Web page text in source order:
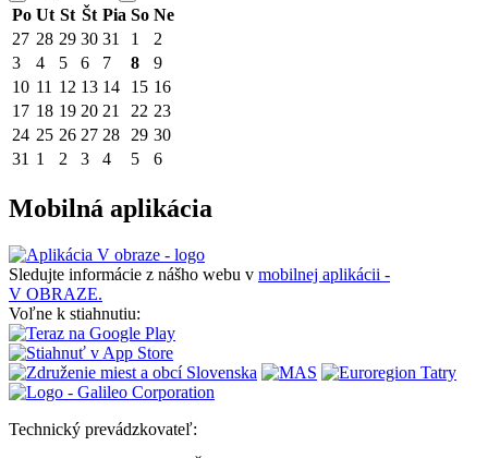
Po Ut St Št Pia So Ne
27 28 29 30 31 1
2
3
4 5 6 7 8
9
10 11 12 13 14 15 16
17 18 19 20 21 22 23
24 25 26 27 28 29 30
31 1 2 3 4 5 6
Mobilná aplikácia
Sledujte informácie z nášho webu v mobilnej aplikácii -
V OBRAZE.
Voľne k stiahnutiu:
Technický prevádzkovateľ: